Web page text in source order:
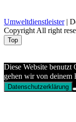
Umweltdienstleister|
Copyright All right
Top
Diese Website benutzt
gehen wir von deinem
Datenschutzerklärung